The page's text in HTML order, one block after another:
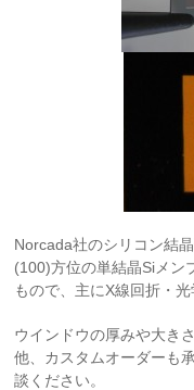
Norcada社のシリコン結
(100)方位の単結晶Siメン
もので、主にX線回折・
ウインドウの厚みや大き
他、カスタムオーダーも
談ください。